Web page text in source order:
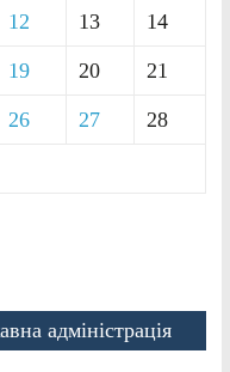
12 13 14
19 20 21
26 27 28
адміністрація